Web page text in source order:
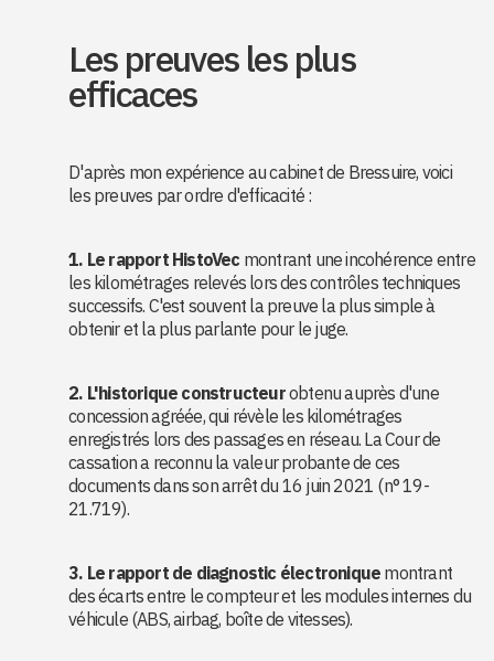
Les preuves les plus
efficaces
D'après mon expérience au cabinet de Bressuire, voici
les preuves par ordre d'efficacité :
1. Le rapport HistoVec montrant une incohérence entre
les kilométrages relevés lors des contrôles techniques
successifs. C'est souvent la preuve la plus simple à
obtenir et la plus parlante pour le juge.
2. L'historique constructeurobtenu auprès d'une
concession agréée, qui révèle les kilométrages
enregistrés lors des passages en réseau. La Cour de
cassation a reconnu la valeur probante de ces
documents dans son arrêt du 16 juin 2021 (n° 19-
21.719).
3. Le rapport de diagnostic électronique montrant
des écarts entre le compteur et les modules internes du
véhicule (ABS, airbag, boîte de vitesses).